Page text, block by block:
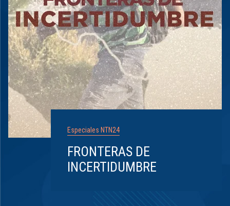
Especiales NTN24
FRONTERAS DE
INCERTIDUMBRE